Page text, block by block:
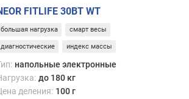
FITLIFE 30BT WT
большая нагрузка смарт весы
диагностические индекс массы
напольные электронные
до 180 кг
деления: 100 г